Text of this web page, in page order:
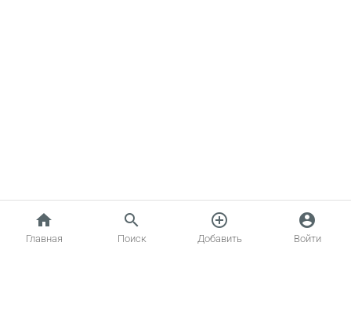
home
Главная
search
Поиск
add_circle_outline
Добавить
account_circle
Войти